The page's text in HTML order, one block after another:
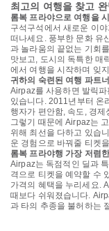
최고의 여행을 찾고
롬복 프라야으로 여행을
구석구석에서 새로운 이
떠나세요. 풍부한 문화 유
과 놀라움의 끝없는 기회
맛보고, 도시의 독특한 매
에서 여행을 시작하며 잊
귀하의 숙련된 여행 파트
Airpaz를 사용하면 발릭
있습니다. 2011년부터 온
행자가 편안함, 속도, 경
그렇기 때문에 Airpaz는
위해 최선을 다하고 있습
운 경험으로 바꿔줄 티켓
롬복 프라야행 가장 저렴
Airpaz는 독점적인 딜과
격으로 티켓을 예약할 수
가격의 혜택을 누리세요.
때보다 쉬워졌습니다.
과 타의 추종을 불허하는